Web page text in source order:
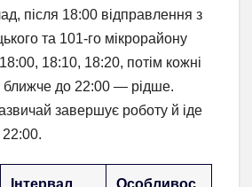
після 18:00 відправлення з
та 101-го мікрорайону
18:10, 18:20, потім кожні
ближче до 22:00 — рідше.
завершує роботу й іде
22:00.
Інтервал
Особливос